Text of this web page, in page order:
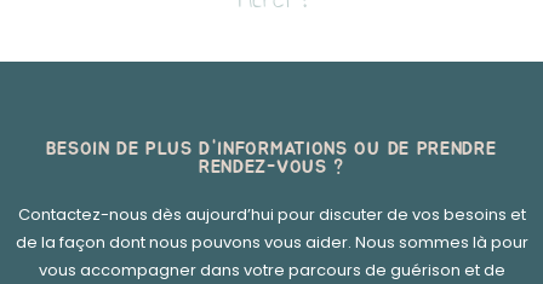
BESOIN DE PLUS D'INFORMATIONS OU DE PRENDRE
RENDEZ-VOUS ?
Contactez-nous dès aujourd’hui pour discuter de vos besoins et
de la façon dont nous pouvons vous aider. Nous sommes là pour
vous accompagner dans votre parcours de guérison et de